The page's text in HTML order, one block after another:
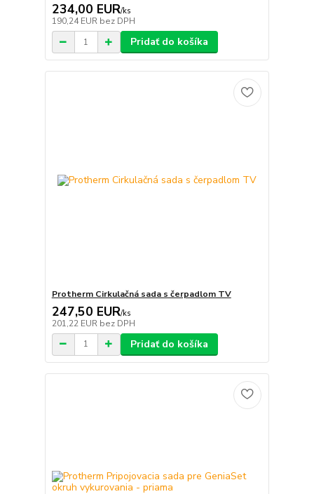
234,00 EUR/ks
190,24 EUR bez DPH
Pridať do košíka
Protherm Cirkulačná sada s čerpadlom TV
247,50 EUR/ks
201,22 EUR bez DPH
Pridať do košíka